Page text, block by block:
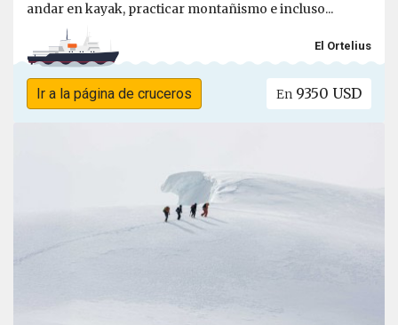
andar en kayak, practicar montañismo e incluso...
El Ortelius
Ir a la página de cruceros En 9350 USD